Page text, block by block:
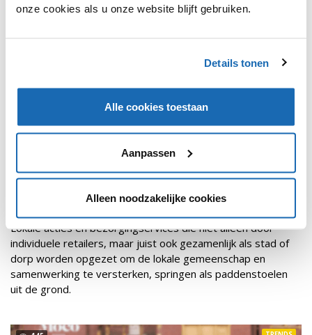
onze cookies als u onze website blijft gebruiken.
Details tonen
Alle cookies toestaan
Aanpassen
Alleen noodzakelijke cookies
Lokale acties en bezorgingservices die niet alleen door
individuele retailers, maar juist ook gezamenlijk als stad of
dorp worden opgezet om de lokale gemeenschap en
samenwerking te versterken, springen als paddenstoelen
uit de grond.